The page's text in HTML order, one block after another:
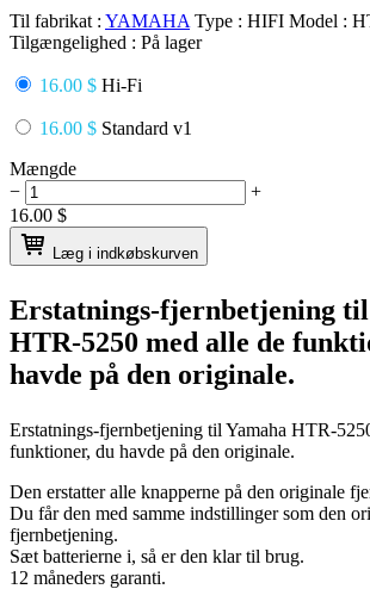
Til fabrikat : YAMAHA Type : HIFI Model :
Tilgængelighed : På lager
16.00 $ Hi-Fi
16.00 $ Standard v1
Mængde
−
+
16.00 $
Læg i indkøbskurven
Erstatnings-fjernbetjening til
HTR-5250 med alle de
havde på den originale.
Erstatnings-fjernbetjening til Yamaha HTR-
funktioner, du havde på den originale.
Den erstatter alle knapperne på den originale
Du får den med samme indstillinger som den
fjernbetjening.
Sæt batterierne i, så er den klar til brug.
12 måneders garanti.